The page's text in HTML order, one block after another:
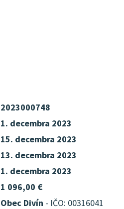
2023000748
1. decembra 2023
15. decembra 2023
13. decembra 2023
1. decembra 2023
1 096,00 €
Obec Divín - IČO: 00316041